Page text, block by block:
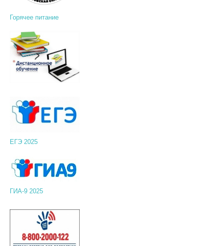
Горячее питание
ЕГЭ 2025
ГИА-9 2025